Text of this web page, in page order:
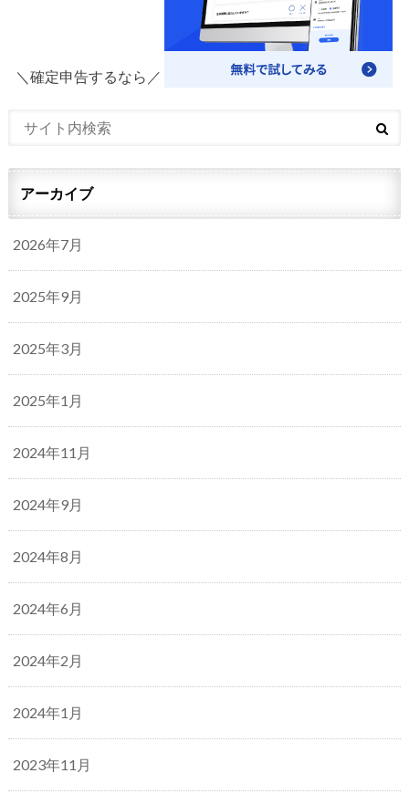
＼確定申告するなら／
アーカイブ
2026年7月
2025年9月
2025年3月
2025年1月
2024年11月
2024年9月
2024年8月
2024年6月
2024年2月
2024年1月
2023年11月